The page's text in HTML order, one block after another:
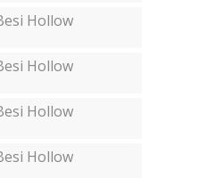
Hollow
Hollow
Hollow
Hollow